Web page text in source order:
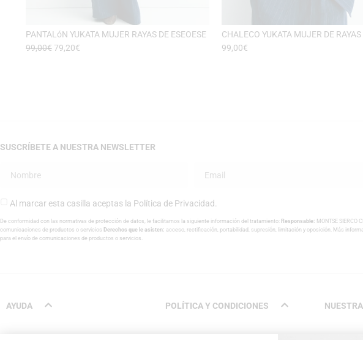
PANTALóN YUKATA MUJER RAYAS DE ESEOESE
99,00€79,20€
CHALECO YUKATA MUJER DE RAYAS
99,00€
SUSCRÍBETE A NUESTRA NEWSLETTER
Al marcar esta casilla aceptas la Política de Privacidad
De conformidad con las normativas de protección de datos, le facilitamos la siguiente información del tratamiento: Responsable: MONTSE SIERCO
comunicaciones de productos o servicios Derechos que le asisten: acceso, rectificación, portabilidad, supresión, limitación y oposición. Más
para el envío de comunicaciones de productos o servicios.
AYUDA POLÍTICA Y CONDICIONES